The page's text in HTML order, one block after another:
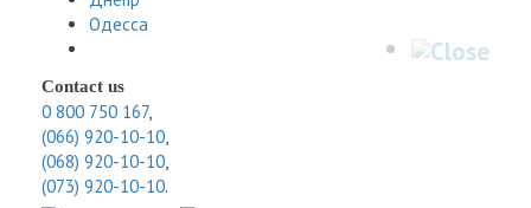
Одесса
Contact us
0 800 750 167,
(066) 920-10-10
(068) 920-10-10
(073) 920-10-10.